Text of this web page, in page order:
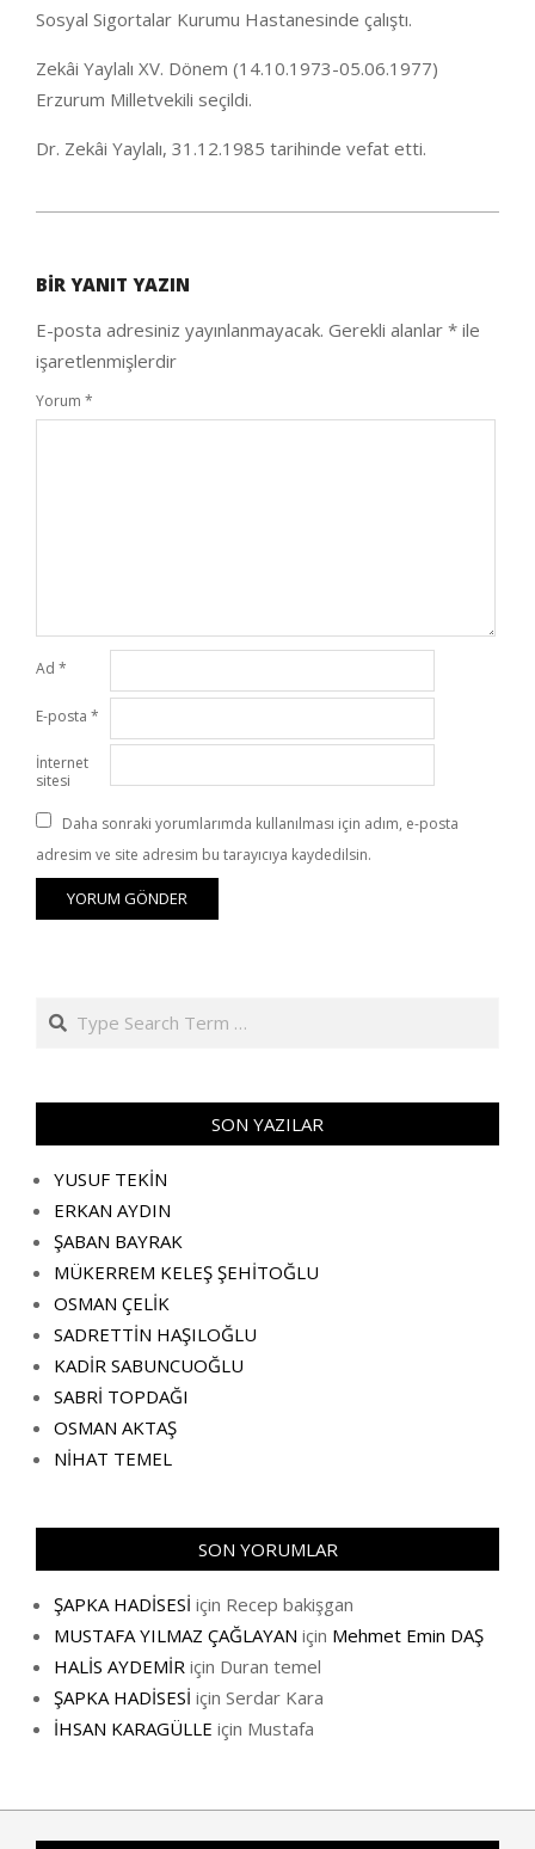
Sosyal Sigortalar Kurumu Hastanesinde çalıştı.
Zekâi Yaylalı XV. Dönem (14.10.1973-05.06.1977)
Erzurum Milletvekili seçildi.
Dr. Zekâi Yaylalı, 31.12.1985 tarihinde vefat etti.
11
BIR YANIT YAZIN
E-posta adresiniz yayınlanmayacak. Gerekli alanlar * ile
işaretlenmişlerdir
Yorum *
Ad *
E-posta *
İnternet
sitesi
Daha sonraki yorumlarımda kullanılması için adım, e-posta
adresim ve site adresim bu tarayıcıya kaydedilsin.
Search
SON YAZILAR
YUSUF TEKİN
ERKAN AYDIN
ŞABAN BAYRAK
MÜKERREM KELEŞ ŞEHİTOĞLU
OSMAN ÇELİK
SADRETTİN HAŞILOĞLU
KADİR SABUNCUOĞLU
SABRİ TOPDAĞI
OSMAN AKTAŞ
NİHAT TEMEL
SON YORUMLAR
ŞAPKA HADİSESİ için Recep bakişgan
MUSTAFA YILMAZ ÇAĞLAYAN için Mehmet Emin DAŞ
HALİS AYDEMİR için Duran temel
ŞAPKA HADİSESİ için Serdar Kara
İHSAN KARAGÜLLE için Mustafa